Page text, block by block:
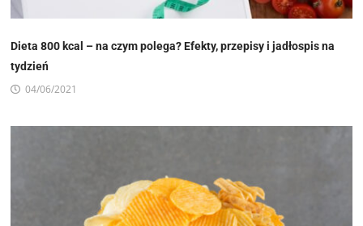
Dieta 800 kcal – na czym polega? Efekty, przepisy i jadłospis na
tydzień
04/06/2021